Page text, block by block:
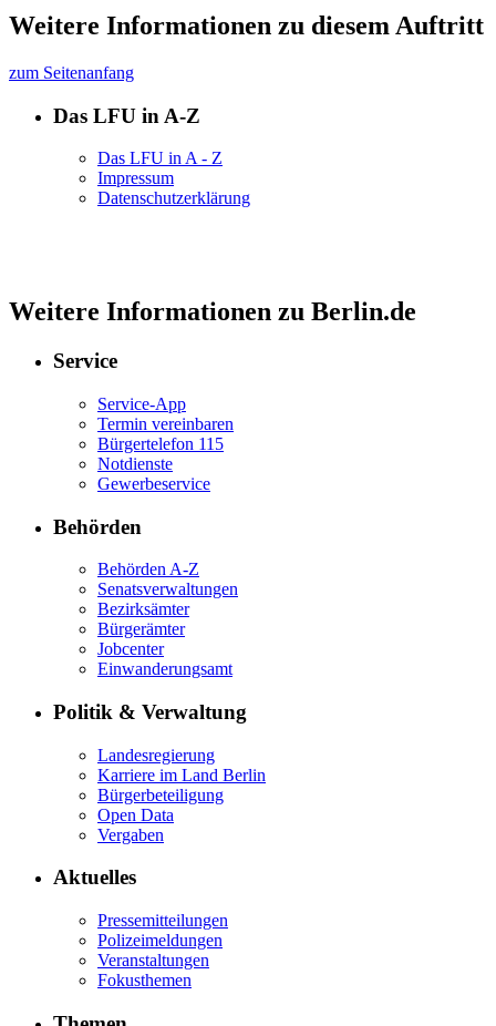
Weitere Informationen zu diesem Auftritt
zum Seitenanfang
Das LFU in A-Z
Das LFU in A - Z
Impressum
Datenschutzerklärung
Weitere Informationen zu Berlin.de
Service
Service-App
Termin vereinbaren
Bürgertelefon 115
Notdienste
Gewerbeservice
Behörden
Behörden A-Z
Senatsverwaltungen
Bezirksämter
Bürgerämter
Jobcenter
Einwanderungsamt
Politik & Verwaltung
Landesregierung
Karriere im Land Berlin
Bürgerbeteiligung
Open Data
Vergaben
Aktuelles
Pressemitteilungen
Polizeimeldungen
Veranstaltungen
Fokusthemen